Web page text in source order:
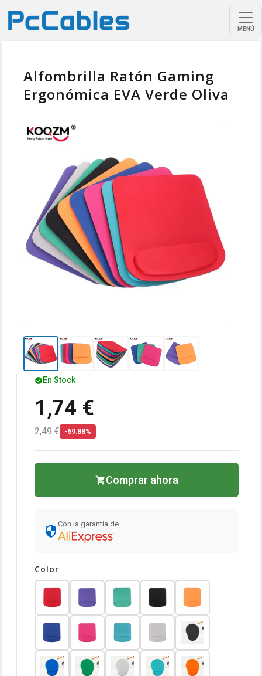
MENÚ
Alfombrilla Ratón Gaming
Ergonómica EVA Verde Oliva
En Stock
1,74 €
2,49 € -69.88%
Comprar ahora
Con la garantía de
Color